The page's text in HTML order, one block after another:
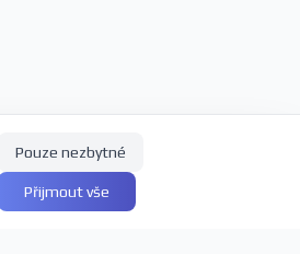
Pouze nezbytné
Přijmout vše